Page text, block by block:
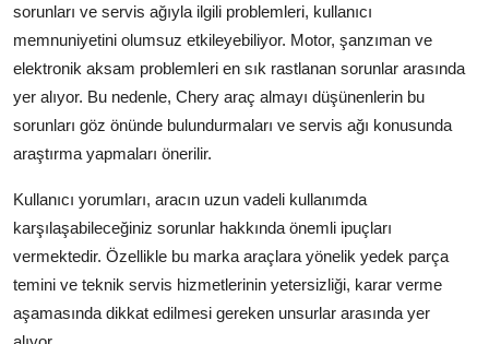
sorunları ve servis ağıyla ilgili problemleri, kullanıcı
memnuniyetini olumsuz etkileyebiliyor. Motor, şanzıman ve
elektronik aksam problemleri en sık rastlanan sorunlar arasında
yer alıyor. Bu nedenle, Chery araç almayı düşünenlerin bu
sorunları göz önünde bulundurmaları ve servis ağı konusunda
araştırma yapmaları önerilir.
Kullanıcı yorumları, aracın uzun vadeli kullanımda
karşılaşabileceğiniz sorunlar hakkında önemli ipuçları
vermektedir. Özellikle bu marka araçlara yönelik yedek parça
temini ve teknik servis hizmetlerinin yetersizliği, karar verme
aşamasında dikkat edilmesi gereken unsurlar arasında yer